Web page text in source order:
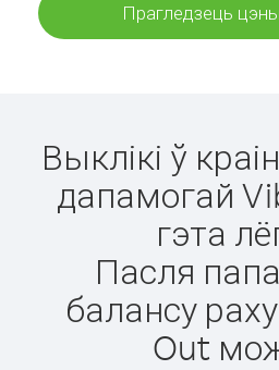
Прагледзець цэны
Выклікі ў
дапамогай
гэта
Пасля
балансу
Out